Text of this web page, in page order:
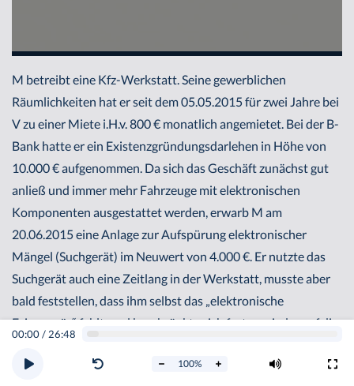
00:00/ 26:48
100%
M betreibt eine Kfz-Werkstatt. Seine gewerblichen
Räumlichkeiten hat er seit dem 05.05.2015 für zwei Jahre bei
V zu einer Miete i.H.v. 800 € monatlich angemietet. Bei der B-
Bank hatte er ein Existenzgründungsdarlehen in Höhe von
10.000 € aufgenommen. Da sich das Geschäft zunächst gut
anließ und immer mehr Fahrzeuge mit elektronischen
Komponenten ausgestattet werden, erwarb M am
20.06.2015 eine Anlage zur Aufspürung elektronischer
Mängel (Suchgerät) im Neuwert von 4.000 €. Er nutzte das
Suchgerät auch eine Zeitlang in der Werkstatt, musste aber
bald feststellen, dass ihm selbst das „elektronische
Feingespür“ fehlt, und beschränkte sich fortan wieder auf die
Kunden ausblieben, verschlechterte sich die Ertragslage;